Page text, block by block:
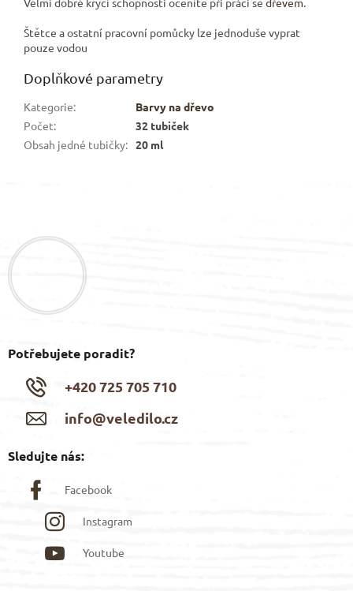
Štětce a ostatní pracovní pomůcky lze jednoduše vyprat
pouze vodou
Doplňkové parametry
Kategorie:
Barvy na dřevo
Počet:
32 tubiček
Obsah jedné tubičky: 20 ml
Potřebujete poradit?
+420 725 705 710
info@veledilo.cz
Sledujte nás:
Facebook
Instagram
Youtube